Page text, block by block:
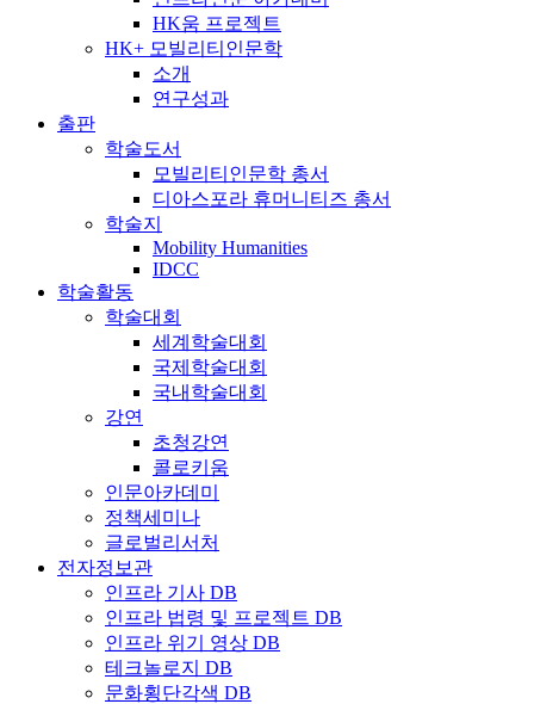
HK움 프로젝트
HK+ 모빌리티인문학
소개
연구성과
출판
학술도서
모빌리티인문학 총서
디아스포라 휴머니티즈 총서
학술지
Mobility Humanities
IDCC
학술활동
학술대회
세계학술대회
국제학술대회
국내학술대회
강연
초청강연
콜로키움
인문아카데미
정책세미나
글로벌리서처
전자정보관
인프라 기사 DB
인프라 법령 및 프로젝트 DB
인프라 위기 영상 DB
테크놀로지 DB
문화횡단각색 DB